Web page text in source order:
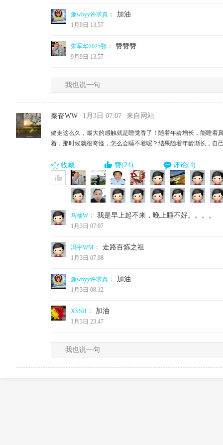
豫wbyy许求真 ： 加油
1月9日 13:57
朱军华2025鄂 ： 赞赞赞
9月9日 13:57
我也说一句
秦奋WW 1月3日 07:07 来自网站
健走这么久，最大的感触就是睡觉香了！随着年龄增长，能睡着
着，那时候就很奇怪，怎么会睡不着呢？结果随着年龄渐长，自
收藏 赞(24) 评论(4)
马修W： 我是早上起不来，晚上睡不好。。。。
1月3日 07:07
冯宇WM ： 走路百炼之祖
1月3日 07:08
豫wbyy许求真 ： 加油
1月3日 08:12
XSSH ： 加油
1月3日 23:47
我也说一句